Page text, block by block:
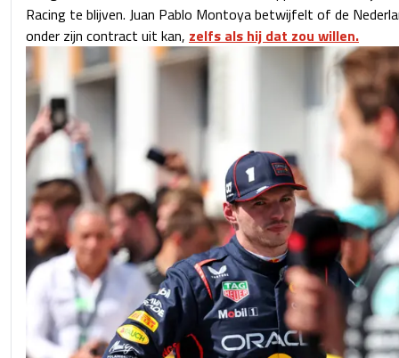
Racing te blijven. Juan Pablo Montoya betwijfelt of de
onder zijn contract uit kan, zelfs als hij dat zou willen.